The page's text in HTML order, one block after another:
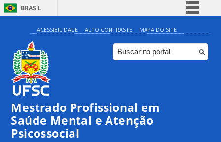
BRASIL
Simplifique!
Comunica BR
Participe
Canais
ACESSIBILIDADE ALTO CONTRASTE MAPA DO SITE
Mestrado Profissional em
Saúde Mental e Atenção
Psicossocial